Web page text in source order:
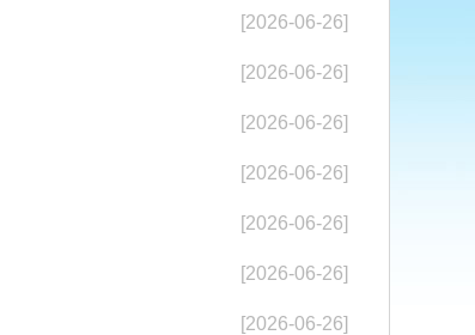
[2026-06-26]
[2026-06-26]
[2026-06-26]
[2026-06-26]
[2026-06-26]
[2026-06-26]
[2026-06-26]